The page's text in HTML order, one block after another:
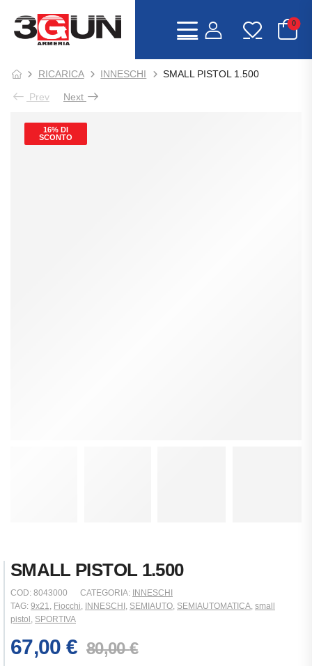
0
RICARICA INNESCHI SMALL PISTOL 1.500
Prev Next
16% DI
SCONTO
SMALL PISTOL 1.500
COD: 8043000 CATEGORIA: INNESCHI
TAG: 9x21, Fiocchi, INNESCHI , SEMIAUTO, SEMIAUTOMATICA, small
pistol , SPORTIVA
67,00 € 80,00€